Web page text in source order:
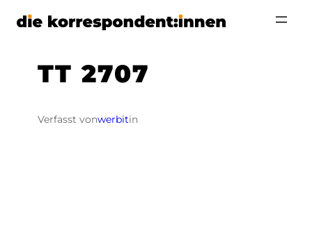
Zum
TT 2707
Verfasst vonwerbitin